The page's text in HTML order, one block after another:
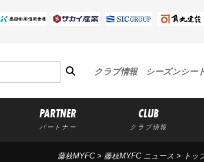
クラブ情報 シーズンシー
PARTNER
パートナー
CLUB
クラブ情報
藤枝MYFC> 藤枝MYFC ニュース > トッ